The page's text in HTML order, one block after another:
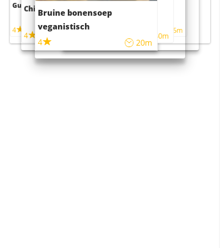
Guacamole
4
Chili con carne
4 45m
Bruine bonensoep
veganistisch
4
20m
Sushi rijstsalade
maaltijdsalade
40m
4 55m